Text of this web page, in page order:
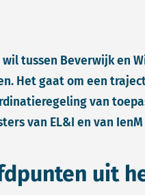
wil tussen Beverwijk en
Het gaat om een
van
van EL&I en van
uit